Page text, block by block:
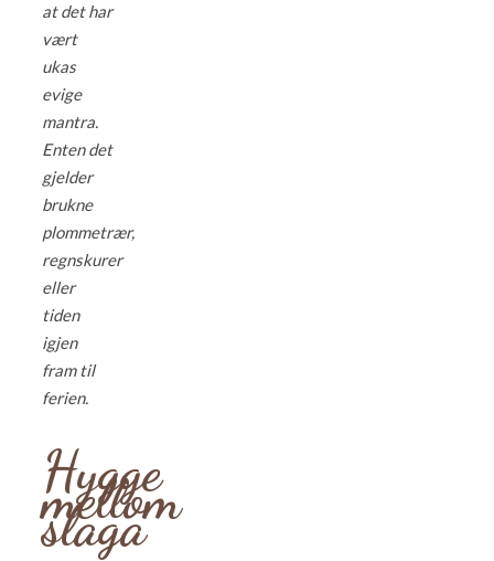
at det har
vært
ukas
evige
mantra.
Enten det
gjelder
brukne
plommetrær,
regnskurer
eller
tiden
igjen
fram til
ferien.
Hygge
mellom
slaga